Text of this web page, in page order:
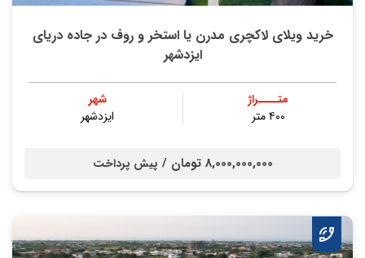
خرید ویلای لاکچری مدرن یا استخر و روف در جاده دریای
ایزدشهر
متــــراژ
۴۰۰ متر
شهر
ایزدشهر
8,000,000,000 تومان / پیش پرداخت